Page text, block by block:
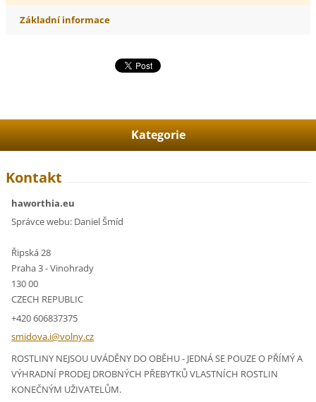
Základní informace
Kategorie
Kontakt
haworthia.eu
Správce webu: Daniel Šmíd
Řipská 28
Praha 3 - Vinohrady
130 00
CZECH REPUBLIC
+420 606837375
smidova.i@volny.cz
ROSTLINY NEJSOU UVÁDĚNY DO OBĚHU - JEDNÁ SE POUZE O PŘÍMÝ A
VÝHRADNÍ PRODEJ DROBNÝCH PŘEBYTKŮ VLASTNÍCH ROSTLIN
KONEČNÝM UŽIVATELŮM.